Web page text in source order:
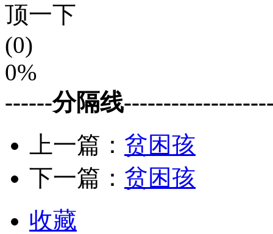
顶一下
(0)
0%
------分隔线
上一篇： 贫困孩
下一篇： 贫困孩
收藏